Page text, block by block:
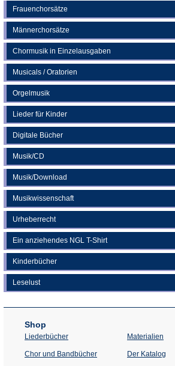
Frauenchorsätze
Männerchorsätze
Chormusik in Einzelausgaben
Musicals / Oratorien
Orgelmusik
Lieder für Kinder
Digitale Bücher
Musik/CD
Musik/Download
Musikwissenschaft
Urheberrecht
Ein anziehendes NGL T-Shirt
Kinderbücher
Leselust
Shop
Liederbücher
Chor und Bandbücher
Materialien
Der Katalog